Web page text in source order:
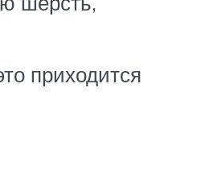
приходится